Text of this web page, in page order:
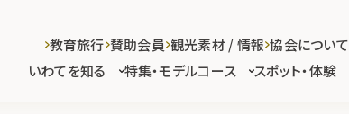
いわてを知る 特集・モデルコース スポット・体験
教育旅行 賛助会員 観光素材 / 情報 協会について